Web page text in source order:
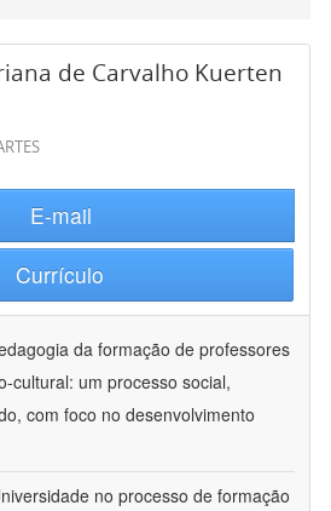
de Carvalho Kuerten
E-mail
Currículo
da formação de professores
cultural: um processo social,
com foco no desenvolvimento
no processo de formação